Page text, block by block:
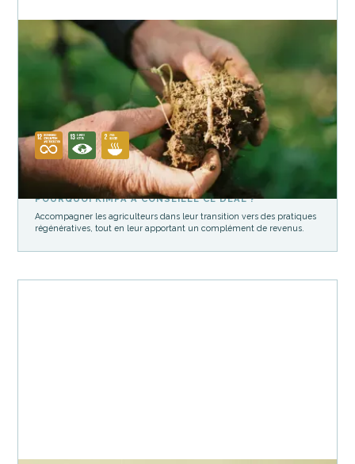
Agriculture Biodiversité
Agoterra
Plateforme d’achat de crédits carbone issus de projets locaux
d’agriculture régénérative.
POURQUOI KIMPA A CONSEILLÉ CE DEAL ?
Accompagner les agriculteurs dans leur transition vers des pratiques
régénératives, tout en leur apportant un complément de revenus.